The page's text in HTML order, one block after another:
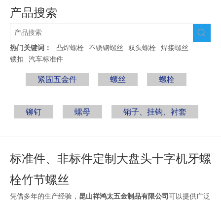
产品搜索
热门关键词： 凸焊螺栓 不锈钢螺丝 双头螺栓
焊接螺丝
锁扣
汽车标准件
紧固五金件 螺丝 螺栓
铆钉 螺母 销子、挂钩、衬套
标准件、非标件定制大盘头十字机牙螺
栓竹节螺丝
凭借多年的生产经验， 昆山祥鸿太五金制品有限公司 可以提供广泛